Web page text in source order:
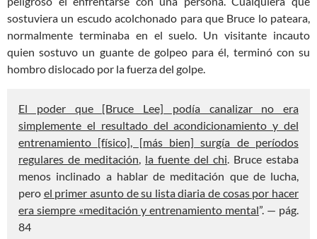
sostuviera un escudo acolchonado para que Bruce lo pateara,
normalmente terminaba en el suelo. Un visitante incauto
quien sostuvo un guante de golpeo para él, terminó con su
hombro dislocado por la fuerza del golpe.
El poder que [Bruce Lee] podía canalizar no era
simplemente el resultado del acondicionamiento y del
entrenamiento [físico], [más bien] surgía de períodos
regulares de meditación, la fuente del chi. Bruce estaba
menos inclinado a hablar de meditación que de lucha,
pero el primer asunto de su lista diaria de cosas por hacer
era siempre «meditación y entrenamiento mental”. — pág.
84